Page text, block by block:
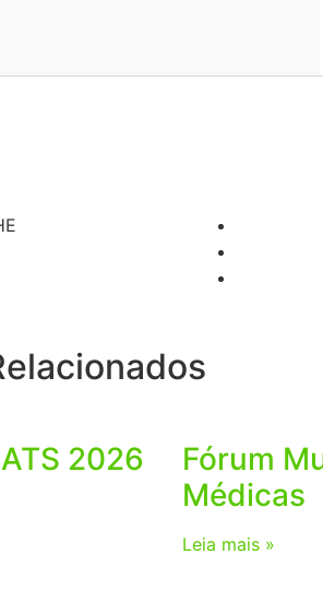
2026
Fórum
Médicas
Leia mais »